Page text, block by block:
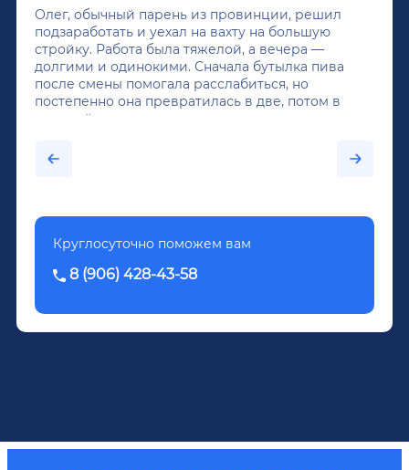
Олег, обычный парень из провинции, решил
подзаработать и уехал на вахту на большую
стройку. Работа была тяжелой, а вечера —
долгими и одинокими. Сначала бутылка пива
после смены помогала расслабиться, но
постепенно она превратилась в две, потом в
крепкий алкоголь, и вот он уже пил почти
было назначено кодирование по методу
Довженко.
Круглосуточно поможем вам
8 (906) 428-43-58